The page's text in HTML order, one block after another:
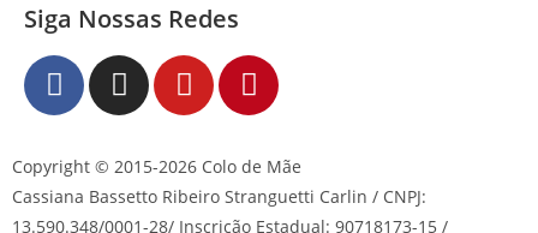
Siga Nossas Redes
Copyright © 2015-2026 Colo de Mãe
Cassiana Bassetto Ribeiro Stranguetti Carlin / CNPJ:
13.590.348/0001-28/ Inscrição Estadual: 90718173-15 /